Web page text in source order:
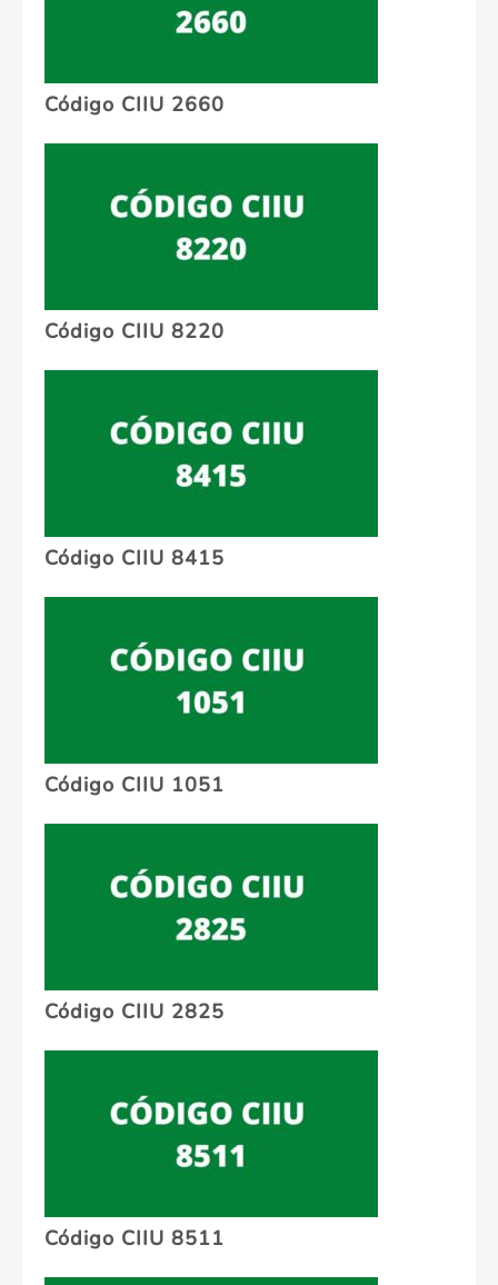
Código CIIU 2660
Código CIIU 8220
Código CIIU 8415
Código CIIU 1051
Código CIIU 2825
Código CIIU 8511